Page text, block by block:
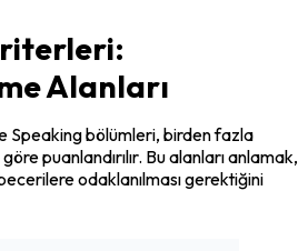
Alanları
Speaking bölümleri, birden fazla
puanlandırılır. Bu alanları anlamak,
odaklanılması gerektiğini